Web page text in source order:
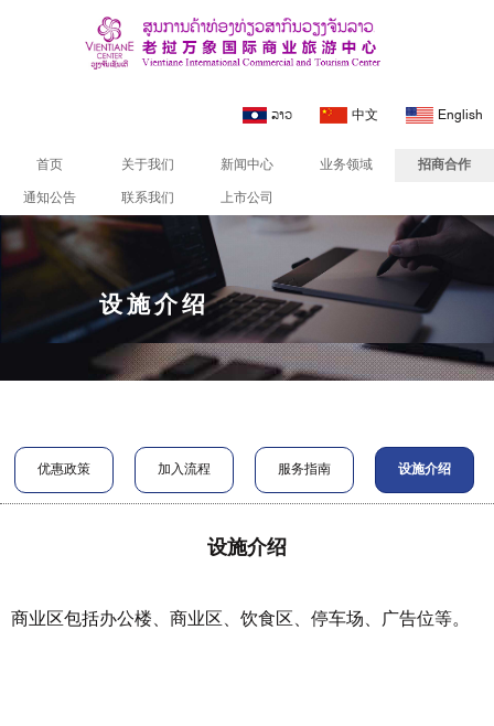
ລາວ 中文 English
首页 关于我们 新闻中心 业务领域
招商合作
通知公告
联系我们 上市公司
设施介绍
优惠政策 加入流程 服务指南 设施介绍
设施介绍
商业区包括办公楼、商业区、饮食区、停车场、广告位等。